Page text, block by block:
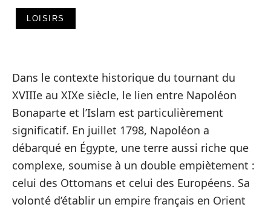
LOISIRS
Dans le contexte historique du tournant du
XVIIIe au XIXe siècle, le lien entre Napoléon
Bonaparte et l’Islam est particulièrement
significatif. En juillet 1798, Napoléon a
débarqué en Égypte, une terre aussi riche que
complexe, soumise à un double empiètement :
celui des Ottomans et celui des Européens. Sa
volonté d’établir un empire français en Orient